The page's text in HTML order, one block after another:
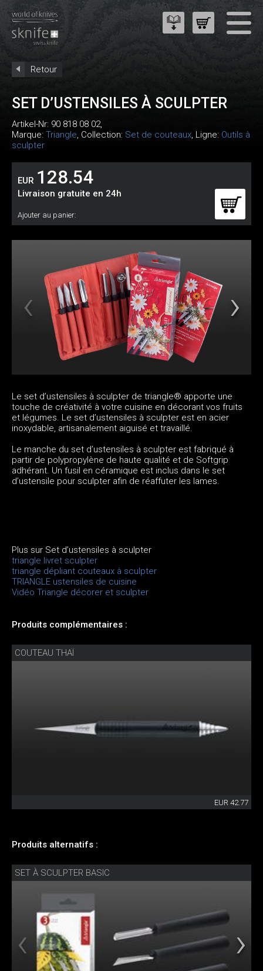
Retour
SET D’USTENSILES À SCULPTER
Artikel-Nr: 90 818 08 02,
Marque: Triangle, Collection: Set de couteaux, Ligne: Outils à
sculpter
EUR 128.54
Livraison gratuite en 24h
Ajouter au panier:
Le set d’ustensiles à sculpter de triangle® apporte une
touche de créativité à votre cuisine en décorant vos fruits
et légumes. Le set d’ustensiles à sculpter est en acier
inoxydable, artisanalement aiguisé et travaillé.
Le manche du set d’ustensiles à sculpter est fabriqué à
partir de polypropylène de haute qualité et de Softgrip
adhérant. Un fusil en céramique est inclus dans le set
d’ustensile pour sculpter afin de réaffuter les lames.
Plus sur Set d’ustensiles à sculpter
triangle livret sculpter
triangle dépliant couteaux à sculpter
TRIANGLE ustensiles de cuisine
Vidéo Triangle décorer et sculpter
Produits complémentaires :
COUTEAU THAÏ
EUR 42.77
Produits alternatifs :
SET À SCULPTER BASIC